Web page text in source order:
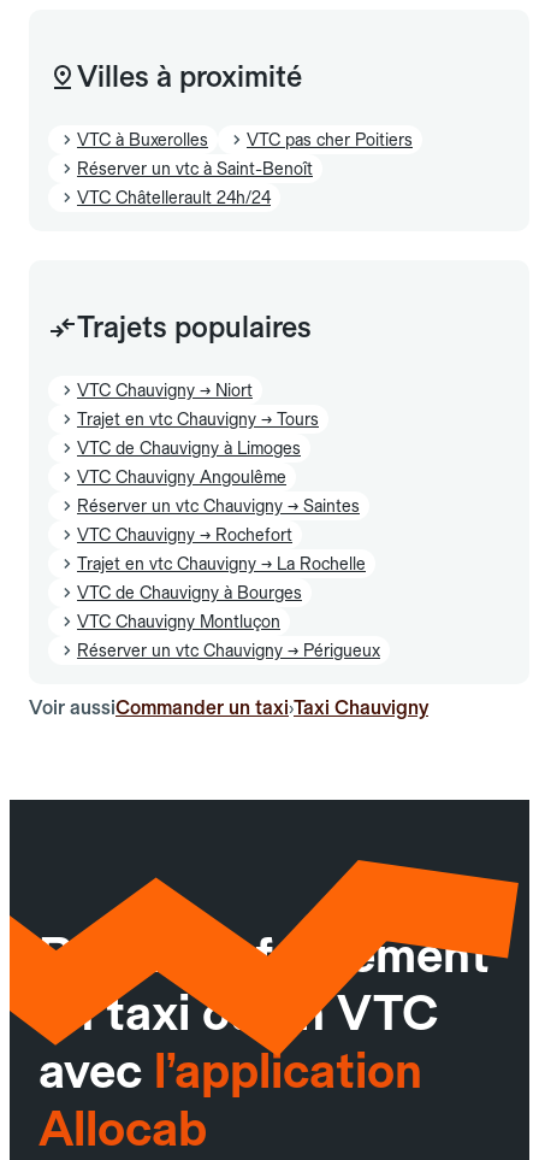
Villes à proximité
VTC à Buxerolles
VTC pas cher Poitiers
Réserver un vtc à Saint-Benoît
VTC Châtellerault 24h/24
Trajets populaires
VTC Chauvigny → Niort
Trajet en vtc Chauvigny → Tours
VTC de Chauvigny à Limoges
VTC Chauvigny Angoulême
Réserver un vtc Chauvigny → Saintes
VTC Chauvigny → Rochefort
Trajet en vtc Chauvigny → La Rochelle
VTC de Chauvigny à Bourges
VTC Chauvigny Montluçon
Réserver un vtc Chauvigny → Périgueux
Voir aussiCommander un taxi›Taxi Chauvigny
Réservez facilement
un taxi ou un VTC
avec l’application
Allocab